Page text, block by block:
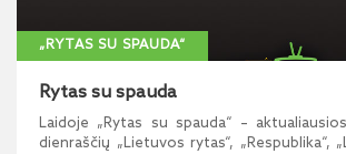
„RYTAS SU SPAUDA“
Rytas su spauda
Laidoje „Rytas su spauda“ –
dienraščių „Lietuvos rytas“, „Respublika“,